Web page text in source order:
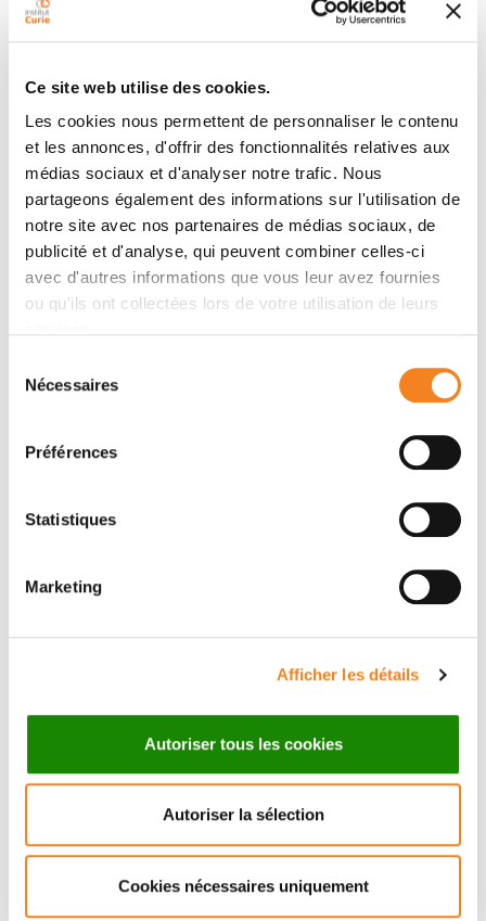
Ce site web utilise des cookies.
Les cookies nous permettent de personnaliser le contenu
et les annonces, d'offrir des fonctionnalités relatives aux
médias sociaux et d'analyser notre trafic. Nous
partageons également des informations sur l'utilisation de
notre site avec nos partenaires de médias sociaux, de
publicité et d'analyse, qui peuvent combiner celles-ci
avec d'autres informations que vous leur avez fournies
ou qu'ils ont collectées lors de votre utilisation de leurs
Nécessaires
Préférences
Statistiques
Marketing
Afficher les détails
Autoriser tous les cookies
Autoriser la sélection
Cookies nécessaires uniquement
DAMARYS
LOEW
KARINE LAUD-
DUVAL
FLORENT
Directeur de recherche